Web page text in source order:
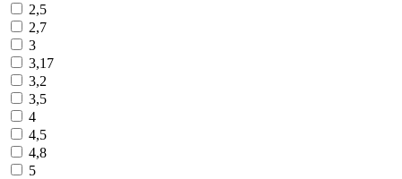
2,5
2,7
3
3,17
3,2
3,5
4
4,5
4,8
5